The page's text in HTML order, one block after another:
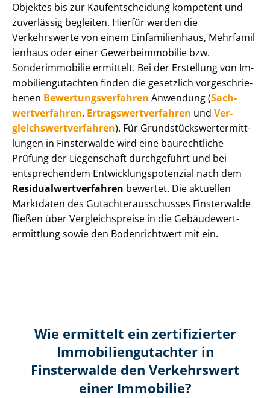
Objektes bis zur Kauf­ent­schei­dung kompetent und
zuverlässig begleiten. Hierfür werden die
Verkehrswerte von einem Einfamilienhaus, Mehr­fa­mi­l
i­en­haus oder einer Ge­wer­be­im­mo­bi­lie bzw.
Sonderimmobilie ermittelt. Bei der Erstellung von Im­
mo­bi­li­en­gut­ach­ten finden die gesetzlich vor­ge­schrie­
be­nen Be­wer­tungs­ver­fah­ren Anwendung (Sach­
wert­ver­fah­ren, Er­trags­wert­ver­fah­ren und Ver­
gleichs­wert­ver­fah­ren). Für Grund­stücks­wert­ermitt­
lun­gen in Finsterwalde wird eine baurechtliche
Prüfung der Liegenschaft durchgeführt und bei
entsprechendem Ent­wick­lungs­po­ten­zi­al nach dem
Re­si­du­al­wert­ver­fah­ren bewertet. Die aktuellen
Marktdaten des Gut­ach­ter­aus­schus­ses Finsterwalde
fließen über Ver­gleichs­prei­se in die Ge­bäu­de­wert­
ermitt­lung sowie den Bodenrichtwert mit ein.
Wie ermittelt ein zertifizierter
Immobilien­gutachter in
Finsterwalde den Verkehrswert
einer Immobilie?